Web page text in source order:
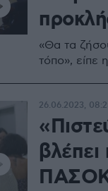
«Θα τα
τόπο», είπε
βλέπει
26.06.2023,